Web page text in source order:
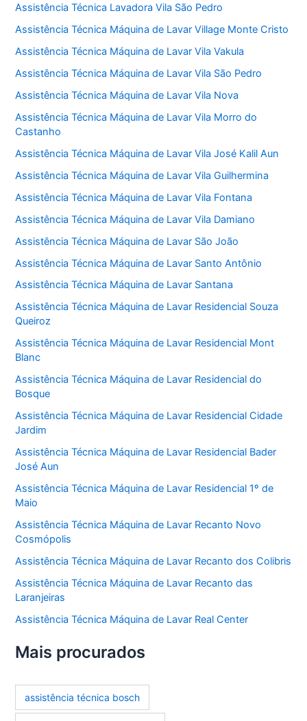
Assistência Técnica Lavadora Vila São Pedro
Assistência Técnica Máquina de Lavar Village Monte Cristo
Assistência Técnica Máquina de Lavar Vila Vakula
Assistência Técnica Máquina de Lavar Vila São Pedro
Assistência Técnica Máquina de Lavar Vila Nova
Assistência Técnica Máquina de Lavar Vila Morro do
Castanho
Assistência Técnica Máquina de Lavar Vila José Kalil Aun
Assistência Técnica Máquina de Lavar Vila Guilhermina
Assistência Técnica Máquina de Lavar Vila Fontana
Assistência Técnica Máquina de Lavar Vila Damiano
Assistência Técnica Máquina de Lavar São João
Assistência Técnica Máquina de Lavar Santo Antônio
Assistência Técnica Máquina de Lavar Santana
Assistência Técnica Máquina de Lavar Residencial Souza
Queiroz
Assistência Técnica Máquina de Lavar Residencial Mont
Blanc
Assistência Técnica Máquina de Lavar Residencial do
Bosque
Assistência Técnica Máquina de Lavar Residencial Cidade
Jardim
Assistência Técnica Máquina de Lavar Residencial Bader
José Aun
Assistência Técnica Máquina de Lavar Residencial 1º de
Maio
Assistência Técnica Máquina de Lavar Recanto Novo
Cosmópolis
Assistência Técnica Máquina de Lavar Recanto dos Colibris
Assistência Técnica Máquina de Lavar Recanto das
Laranjeiras
Assistência Técnica Máquina de Lavar Real Center
Mais procurados
assistência técnica bosch